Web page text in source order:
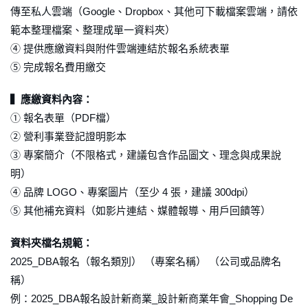
傳至私人雲端（Google、Dropbox、其他可下載檔案雲端，請依
範本整理檔案、整理成單一資料夾）
④ 提供應繳資料與附件雲端連結於報名系統表單
⑤ 完成報名費用繳交
▍應繳資料內容：
① 報名表單（PDF檔）
② 營利事業登記證明影本
③ 專案簡介（不限格式，建議包含作品圖文、理念與成果說
明）
④ 品牌 LOGO、專案圖片（至少 4 張，建議 300dpi）
⑤ 其他補充資料（如影片連結、媒體報導、用戶回饋等）
資料夾檔名規範：
2025_DBA報名 （報名類別） （專案名稱）
（公司或品牌名
稱）
例：2025_DBA報名設計新商業_設計新商業年會_Shopping De